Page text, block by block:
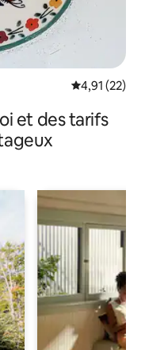
Évaluation
4,91 (22)
et des tarifs